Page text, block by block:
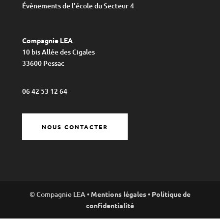
Évènements de l'école du Secteur 4
Compagnie LEA
10 bis Allée des Cigales
33600 Pessac
06 42 53 12 64
NOUS CONTACTER
© Compagnie LEA • Mentions légales• Politique de
confidentialité